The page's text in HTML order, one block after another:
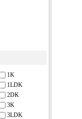
1K
1LDK
2DK
3K
3LDK